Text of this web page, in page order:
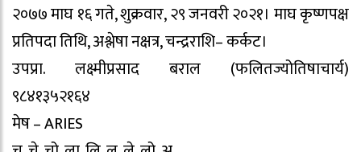
२०७७ माघ १६ गते, शुक्रवार, २९ जनवरी २०२१। माघ कृष्णपक्ष
प्रतिपदा तिथि, अश्लेषा नक्षत्र, चन्द्रराशि– कर्कट।
उपप्रा. लक्ष्मीप्रसाद बराल (फलितज्योतिषाचार्य)
९८४१३५२१६४
मेष – ARIES